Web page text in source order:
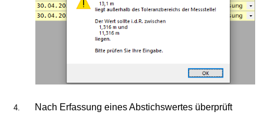
Nach Erfassung eines Abstichswertes überprüft